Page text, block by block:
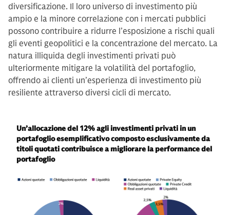
diversificazione. Il loro universo di investimento più
ampio e la minore correlazione con i mercati pubblici
possono contribuire a ridurre l’esposizione a rischi quali
gli eventi geopolitici e la concentrazione del mercato. La
natura illiquida degli investimenti privati può
ulteriormente mitigare la volatilità del portafoglio,
offrendo ai clienti un’esperienza di investimento più
resiliente attraverso diversi cicli di mercato.
Un’allocazione del 12% agli investimenti privati in un
portafoglio esemplificativo composto esclusivamente da
titoli quotati contribuisce a migliorare la performance del
portafoglio